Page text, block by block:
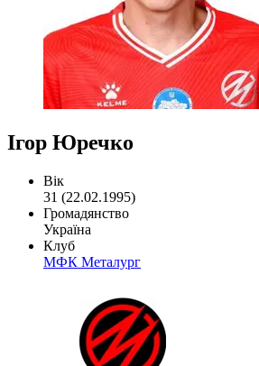
Ігор Юречко
Вік
31 (22.02.1995)
Громадянство
Україна
Клуб
МФК Металург